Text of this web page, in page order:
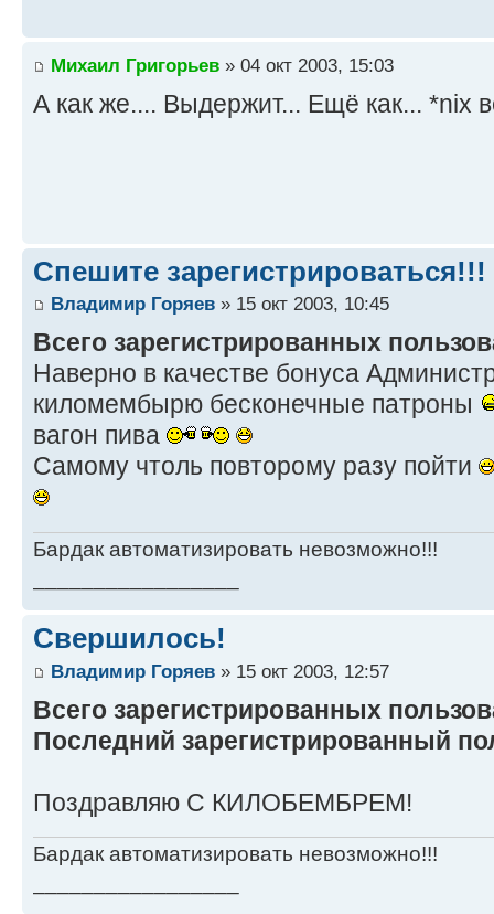
Михаил Григорьев » 04 окт 2003, 15:03
А как же.... Выдержит... Ещё как... *nix
Спешите зарегистрироваться!!!
Владимир Горяев » 15 окт 2003, 10:45
Всего зарегистрированных
Наверно в качестве бонуса
киломембырю бесконечные патроны
вагон пива
Самому чтоль повторому разу пойти
Бардак автоматизировать невозможно!!!
Свершилось!
Владимир Горяев » 15 окт 2003, 12:57
Всего зарегистрированных
Последний зарегистрированный
Поздравляю С КИЛОБЕМБРЕМ!
Бардак автоматизировать невозможно!!!